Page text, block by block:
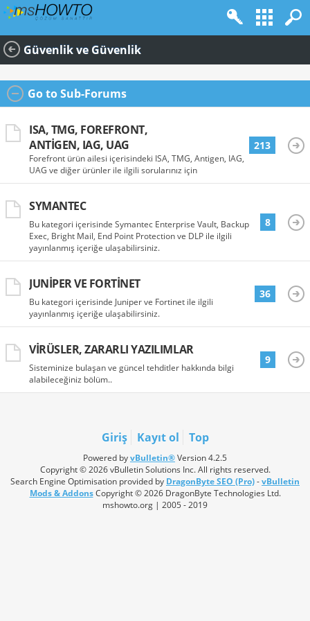
Güvenlik ve Güvenlik
Go to Sub-Forums
ISA, TMG, FOREFRONT,
ANTIGEN, IAG, UAG
Forefront ürün ailesi içerisindeki ISA, TMG, Antigen, IAG,
UAG ve diğer ürünler ile ilgili sorularınız için
213
SYMANTEC
Bu kategori içerisinde Symantec Enterprise Vault, Backup
Exec, Bright Mail, End Point Protection ve DLP ile ilgili
yayınlanmış içeriğe ulaşabilirsiniz.
8
JUNIPER VE FORTINET
Bu kategori içerisinde Juniper ve Fortinet ile ilgili
yayınlanmış içeriğe ulaşabilirsiniz.
36
VIRÜSLER, ZARARLI YAZILIMLAR
Sisteminize bulaşan ve güncel tehditler hakkında bilgi
alabileceğiniz bölüm..
9
Giriş Kayıt ol Top
Powered byvBulletin®Version 4.2.5
Copyright © 2026 vBulletin Solutions Inc. All rights reserved.
Search Engine Optimisation provided by DragonByte SEO (Pro)-vBulletin
Mods & AddonsCopyright © 2026 DragonByte Technologies Ltd.
mshowto.org | 2005 - 2019